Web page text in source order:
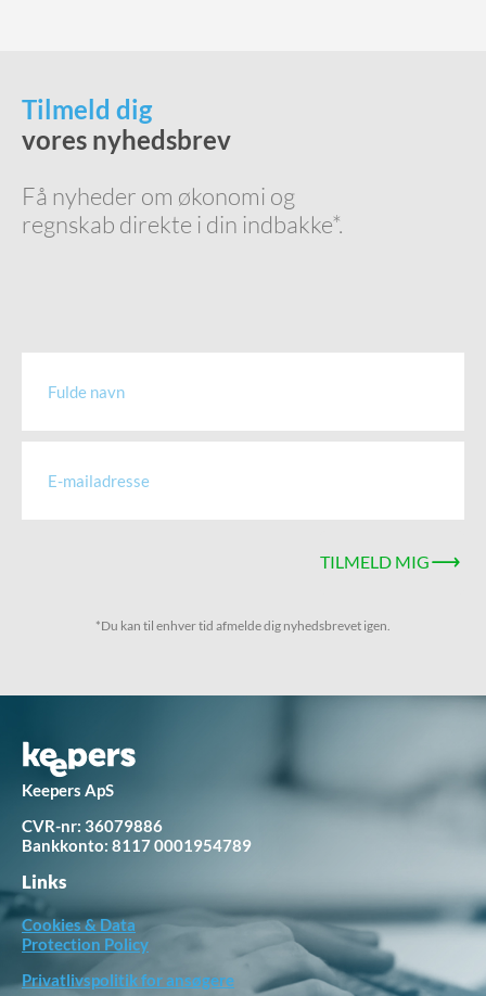
Tilmeld dig
vores nyhedsbrev
Få nyheder om økonomi og
regnskab direkte i din indbakke*.
TILMELD MIG
*Du kan til enhver tid afmelde dig nyhedsbrevet igen.
Keepers ApS
CVR-nr: 36079886
Bankkonto: 8117 0001954789
Links
Cookies & Data
Protection Policy
Privatlivspolitik for ansøgere